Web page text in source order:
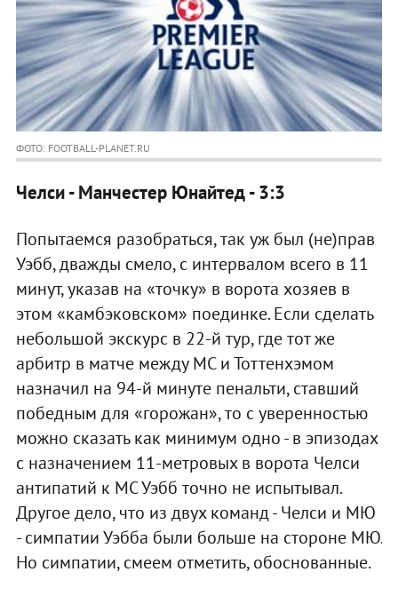
ФОТО: FOOTBALL-PLANET.RU
Челси - Манчестер Юнайтед - 3:3
Попытаемся разобраться, так уж был (не)прав
Уэбб, дважды смело, с интервалом всего в 11
минут, указав на «точку» в ворота хозяев в
этом «камбэковском» поединке. Если сделать
небольшой экскурс в 22-й тур, где тот же
арбитр в матче между МС и Тоттенхэмом
назначил на 94-й минуте пенальти, ставший
победным для «горожан», то с уверенностью
можно сказать как минимум одно - в эпизодах
с назначением 11-метровых в ворота Челси
антипатий к МС Уэбб точно не испытывал.
Другое дело, что из двух команд - Челси и МЮ
- симпатии Уэбба были больше на стороне МЮ.
Но симпатии, смеем отметить, обоснованные.